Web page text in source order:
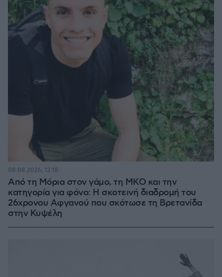
Από τη Μόρια στον γάμο, τη ΜΚΟ και την
κατηγορία για φόνο: Η σκοτεινή διαδρομή του
26χρονου Αφγανού που σκότωσε τη Βρετανίδα
στην Κυψέλη
08.08.2026, 12:18